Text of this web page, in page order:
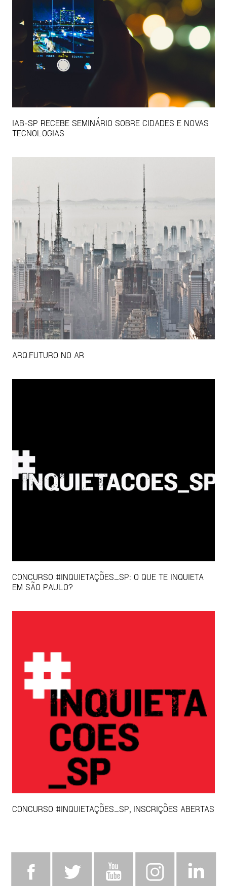
IAB-SP RECEBE SEMINÁRIO SOBRE CIDADES E NOVAS
TECNOLOGIAS
ARQ.FUTURO NO AR
CONCURSO #INQUIETAÇÕES_SP: O QUE TE INQUIETA
EM SÃO PAULO?
CONCURSO #INQUIETAÇÕES_SP, INSCRIÇÕES ABERTAS